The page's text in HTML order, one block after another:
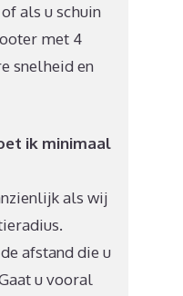
als u schuin
met 4
snelheid en
ik minimaal
als wij
afstand die u
u vooral